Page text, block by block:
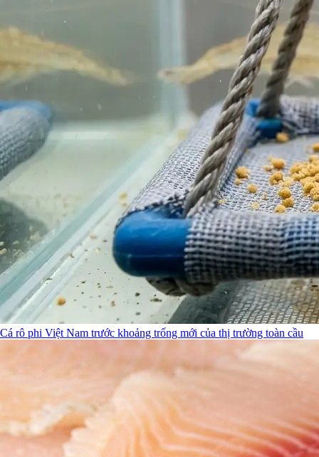
Cá rô phi Việt Nam trước khoảng trống mới của thị trường toàn cầu